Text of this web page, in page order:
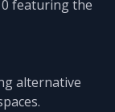
featuring the
alternative